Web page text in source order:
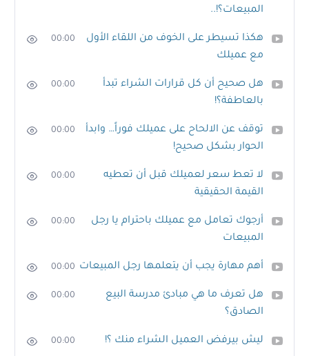
المبيعات؟!..
هكذا تسيطر على الخوف من اللقاء الأول
مع عميلك
00:00
هل صحيح أن كل قرارات الشراء تبدأ
بالعاطفة؟!
00:00
توقف عن الالحاح على عميلك فوراً… وابدأ
الحوار بشكل صحيح!
00:00
لا تعط سعر لعميلك قبل أن تعطيه
القيمة الحقيقية
00:00
أرجوك تعامل مع عميلك باحترام يا رجل
المبيعات
00:00
أهم مهارة يجب أن يتعلمها رجل المبيعات 00:00
هل تعرف ما هي مبادئ مدرسة البيع
الصادق؟
00:00
ليش بيرفض العميل الشراء منك ؟! 00:00